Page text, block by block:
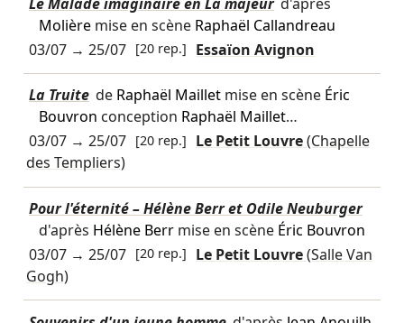
Molièremise en scène Raphaël Callandreau
03/07→ 25/07 [20 rep.] Essaïon Avignon
La Truite de Raphaël Mailletmise en scène Éric
Bouvron conception Raphaël Maillet…
03/07→ 25/07 [20 rep.] Le Petit Louvre(Chapelle
des Templiers)
Pour l'éternité – Hélène Berr et Odile Neuburger
d'après Hélène Berrmise en scène Éric Bouvron
03/07→ 25/07 [20 rep.] Le Petit Louvre(Salle Van
Gogh)